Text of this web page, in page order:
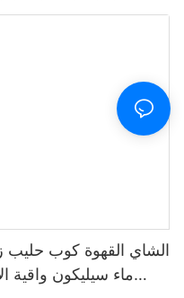
ماء سيليكون واقية